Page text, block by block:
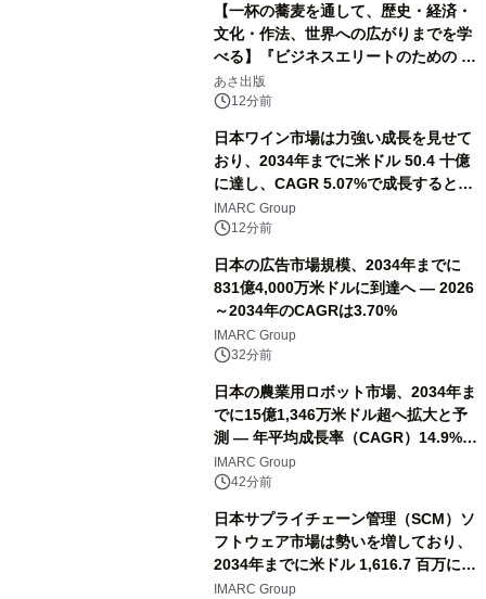
【一杯の蕎麦を通して、歴史・経済・
文化・作法、世界への広がりまでを学
べる】『ビジネスエリートのための 教
養としての蕎麦』2026年8月25日
（火）発売
あさ出版
12分前
日本ワイン市場は力強い成長を見せて
おり、2034年までに米ドル 50.4 十億
に達し、CAGR 5.07%で成長すると予
測
IMARC Group
12分前
日本の広告市場規模、2034年までに
831億4,000万米ドルに到達へ ― 2026
～2034年のCAGRは3.70%
IMARC Group
32分前
日本の農業用ロボット市場、2034年ま
でに15億1,346万米ドル超へ拡大と予
測 ― 年平均成長率（CAGR）14.9%を
記録
IMARC Group
42分前
日本サプライチェーン管理（SCM）ソ
フトウェア市場は勢いを増しており、
2034年までに米ドル 1,616.7 百万に達
し、CAGR 3.42%で成長すると予測
IMARC Group